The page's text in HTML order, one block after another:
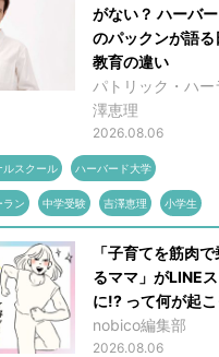
がない？ ハーバ
のパックンが語る
教育の違い
パトリック・ハー
澤恵理
2026.08.06
ルスクール ハーバード大学
ラン 中学受験 吉澤恵理 小学生
「子育てを筋肉
るママ」がLINE
に!? って何が起こ
nobico編集部
2026.08.06